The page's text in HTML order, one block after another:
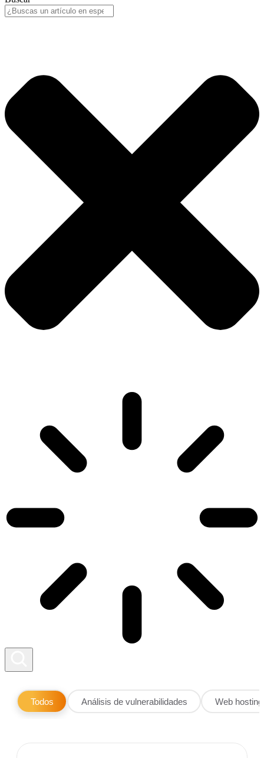
Todos Análisis de vulnerabilidades Web hosting